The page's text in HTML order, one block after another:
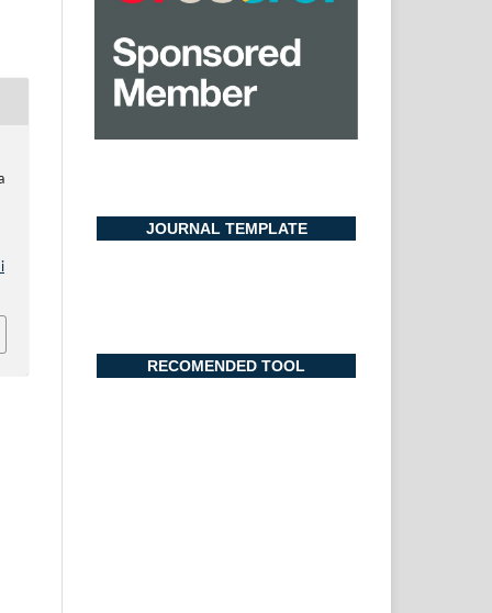
JOURNAL TEMPLATE
RECOMENDED TOOL